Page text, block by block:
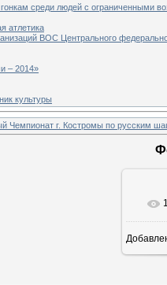
среди людей с ограниченными
атлетика
ВОС Центрального
– 2014»
культуры
Чемпионат г. Костромы по русским